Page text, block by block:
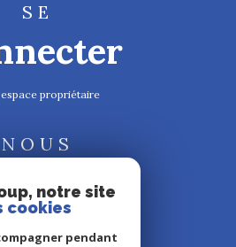
SE
espace propriétaire
NOUS
notre site
cookies
pendant